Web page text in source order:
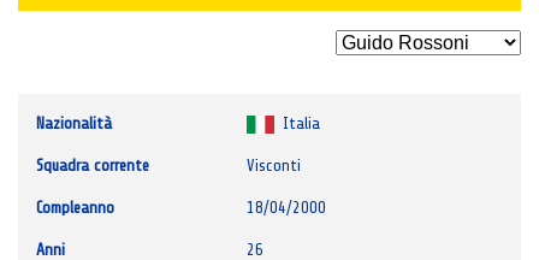
Nazionalità Italia
Squadra corrente Visconti
Compleanno 18/04/2000
Anni 26